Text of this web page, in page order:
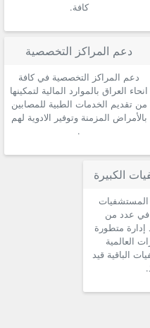
كافة.
دعم المراكز التخصصية
دعم المراكز التخصصية في كافة
انحاء العراق بالموارد المالية لتمكينها
من تقديم الخدمات الطبية للمصابين
بالأمراض المزمنة وتوفير الادوية لهم
.
الكبيرة
المستشفيات
في عدد من
إدارة متطورة
العالمية
الباقية قيد